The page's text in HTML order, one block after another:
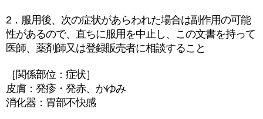
2．服用後、次の症状があらわれた場合は副作用の可能
性があるので、直ちに服用を中止し、この文書を持って
医師、薬剤師又は登録販売者に相談すること
［関係部位：症状］
皮膚：発疹・発赤、かゆみ
消化器：胃部不快感